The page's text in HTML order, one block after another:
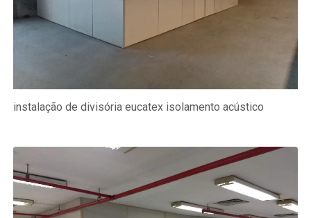
instalação de divisória eucatex isolamento acústico